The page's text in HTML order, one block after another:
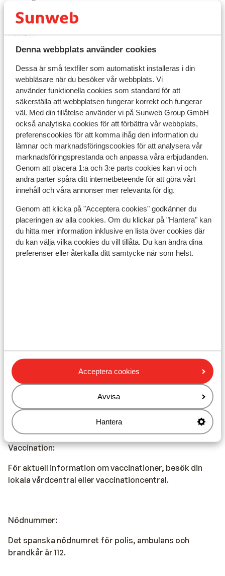
Denna webbplats använder cookies
Dessa är små textfiler som automatiskt installeras i din
webbläsare när du besöker vår webbplats. Vi
använder funktionella cookies som standard för att
säkerställa att webbplatsen fungerar korrekt och fungerar
väl. Med din tillåtelse använder vi på Sunweb Group GmbH
också analytiska cookies för att förbättra vår webbplats,
preferenscookies för att komma ihåg den information du
lämnar och marknadsföringscookies för att analysera vår
marknadsföringsprestanda och anpassa våra erbjudanden.
Genom att placera 1:a och 3:e parts cookies kan vi och
andra parter spåra ditt internetbeteende för att göra vårt
innehåll och våra annonser mer relevanta för dig.
Genom att klicka på "Acceptera cookies" godkänner du
placeringen av alla cookies. Om du klickar på "Hantera" kan
du hitta mer information inklusive en lista över cookies där
du kan välja vilka cookies du vill tillåta. Du kan ändra dina
preferenser eller återkalla ditt samtycke när som helst.
Acceptera cookies
Avvisa
Hantera
Valuta:
Spaniens officiella valuta är euro. Att ta ut kontanter i
Spanien och på Kanarieöarna är inga problem. Det finns
uttagsautomater nästan överallt där du kan ta ut
kontanter. Det går också bra att betala med kreditkort
på många ställen.
Spänning:
Spänningen är 230 volt.
Resehandlingar:
Du måste ha ett giltigt pass eller ett nationellt ID-kort.
Om du inte har svenskt medborgarskap är det viktigt
att kontrollera om andra regler gäller. Kontrollera med
I varje bokning måste minst en person vara 18 år eller
äldre.
Att resa med korrekta handlingar är ditt eget ansvar.
Sunweb kan inte hållas ansvariga för detta.
Vaccination:
För aktuell information om vaccinationer, besök din
lokala vårdcentral eller vaccinationcentral.
Nödnummer:
Det spanska nödnumret för polis, ambulans och
brandkår är 112.